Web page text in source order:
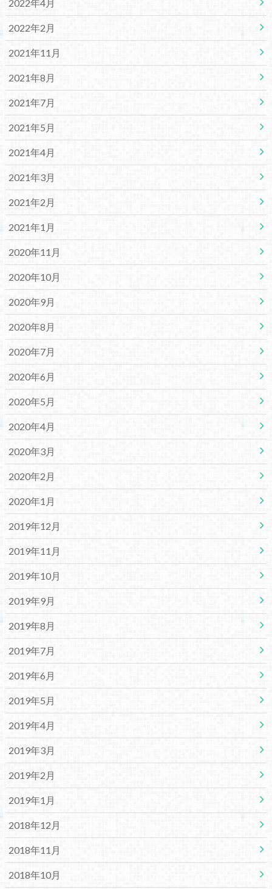
2022年4月
2022年2月
2021年11月
2021年8月
2021年7月
2021年5月
2021年4月
2021年3月
2021年2月
2021年1月
2020年11月
2020年10月
2020年9月
2020年8月
2020年7月
2020年6月
2020年5月
2020年4月
2020年3月
2020年2月
2020年1月
2019年12月
2019年11月
2019年10月
2019年9月
2019年8月
2019年7月
2019年6月
2019年5月
2019年4月
2019年3月
2019年2月
2019年1月
2018年12月
2018年11月
2018年10月